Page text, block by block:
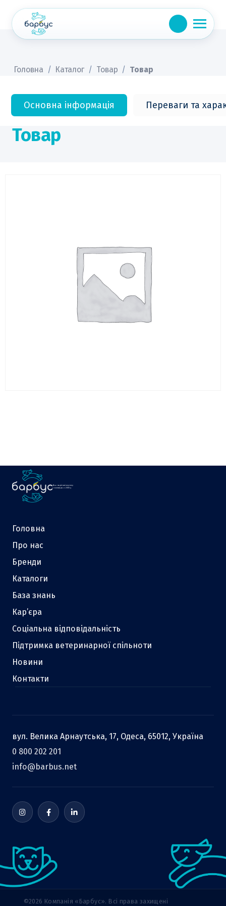
content
Головна / Каталог / Товар / Товар
Основна інформація Переваги та
Товар
Ваш надійний партнер
у зоотоварах з 2000 р.
Головна
Про нас
Бренди
Каталоги
База знань
Кар’єра
Соціальна відповідальність
Підтримка ветеринарної спільноти
Новини
Контакти
вул. Велика Арнаутська, 17, Одеса, 65012, Україна
0 800 202 201
info@barbus.net
©2026 Компанія «Барбус». Всі права захищені